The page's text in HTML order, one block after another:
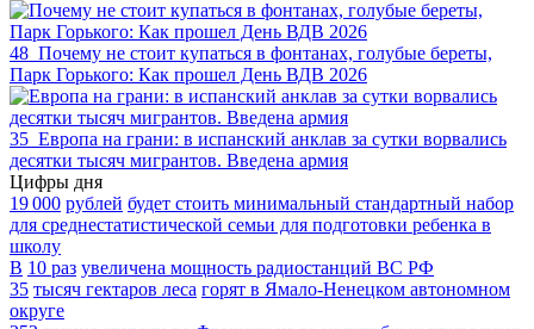
48 Почему не стоит купаться в фонтанах, голубые береты,
Парк Горького: Как прошел День ВДВ 2026
35 Европа на грани: в испанский анклав за сутки ворвались
десятки тысяч мигрантов. Введена армия
Цифры дня
19 000 рублей будет стоить минимальный стандартный набор
для среднестатистической семьи для подготовки ребенка в
школу
В 10 раз увеличена мощность радиостанций ВС РФ
35 тысяч гектаров леса горят в Ямало-Ненецком автономном
округе